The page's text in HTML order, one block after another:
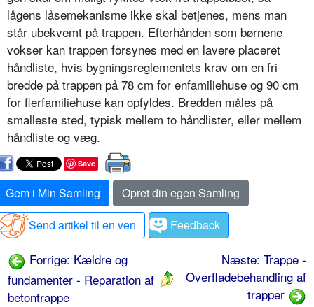
lågens låsemekanisme ikke skal betjenes, mens man
står ubekvemt på trappen. Efterhånden som børnene
vokser kan trappen forsynes med en lavere placeret
håndliste, hvis bygningsreglementets krav om en fri
bredde på trappen på 78 cm for enfamiliehuse og 90 cm
for flerfamiliehuse kan opfyldes. Bredden måles på
smalleste sted, typisk mellem to håndlister, eller mellem
håndliste og væg.
Save
Gem i Min Samling
Opret din egen Samling
Send artikel til en ven
Feedback
Forrige: Kældre og
fundamenter - Reparation af
betontrappe
Næste: Trappe -
Overfladebehandling af
trapper